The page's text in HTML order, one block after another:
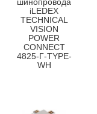
iLEDEX
TECHNICAL
VISION
POWER
CONNECT
4825-Г-TYPE-
WH